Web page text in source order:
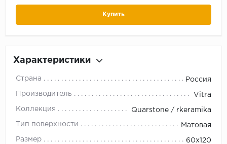
Купить
Характеристики
Страна Россия
Производитель Vitra
Коллекция Quarstone / rkeramika
Тип поверхности Матовая
Размер 60x120